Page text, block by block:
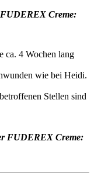
FUDEREX Creme:
ca. 4 Wochen lang
wie bei Heidi.
Stellen sind
FUDEREX Creme: